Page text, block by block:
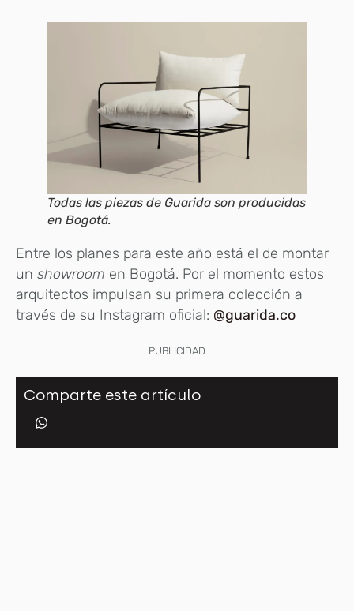
Todas las piezas de Guarida son producidas
en Bogotá.
Entre los planes para este año está el de montar
un showroom en Bogotá. Por el momento estos
arquitectos impulsan su primera colección a
través de su Instagram oficial: @guarida.co
PUBLICIDAD
Comparte este artículo